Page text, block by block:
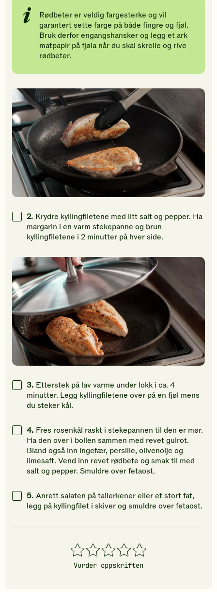
Rødbeter er veldig fargesterke og vil
garantert sette farge på både fingre og fjøl.
Bruk derfor engangshansker og legg et ark
matpapir på fjøla når du skal skrelle og rive
rødbeter.
2. Krydre kyllingfiletene med litt salt og pepper. Ha
margarin i en varm stekepanne og brun
kyllingfiletene i 2 minutter på hver side.
3. Etterstek på lav varme under lokk i ca. 4
minutter. Legg kyllingfiletene over på en fjøl mens
du steker kål.
4. Fres rosenkål raskt i stekepannen til den er mør.
Ha den over i bollen sammen med revet gulrot.
Bland også inn ingefær, persille, olivenolje og
limesaft. Vend inn revet rødbete og smak til med
salt og pepper. Smuldre over fetaost.
5. Anrett salaten på tallerkener eller et stort fat,
legg på kyllingfilet i skiver og smuldre over fetaost.
1
stjerner
2
stjerner
3
stjerner
4
stjerner
5
stjerner
Vurder oppskriften